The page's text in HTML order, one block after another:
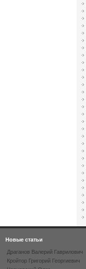
Новые статьи
Драганов Валерий Гаврилович
Кройтор Григорий Георгиевич